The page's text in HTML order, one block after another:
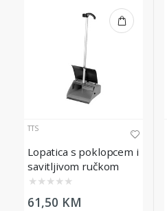
TTS
Lopatica s poklopcem i
savitljivom ručkom
TTS, siva
★ ★ ★ ★ ★
61,50 KM